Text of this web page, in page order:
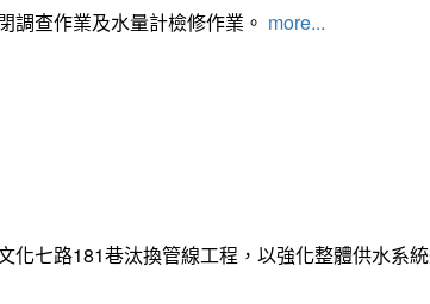
調查作業及水量計檢修作業。 more...
七路181巷汰換管線工程，以強化整體供水系